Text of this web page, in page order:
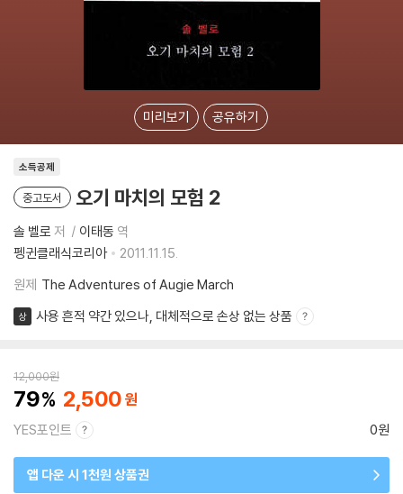
미리보기 공유하기
소득공제
중고도서 오기 마치의 모험 2
솔 벨로 저 이태동 역
펭귄클래식코리아
2011.11.15.
원제 The Adventures of Augie March
상 사용 흔적 약간 있으나, 대체적으로 손상 없는 상품
12,000원
79 2,500
YES포인트 0원
앱 다운 시 1천원 상품권